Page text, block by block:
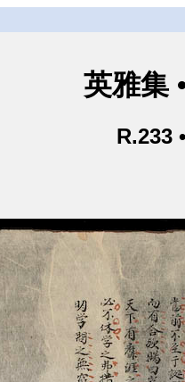
英雅集
R.233